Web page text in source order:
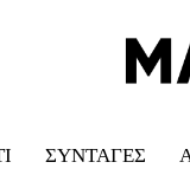
ΣΥΝΤΑΓΈΣ